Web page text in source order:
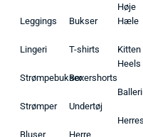
Leggings
Lingeri
Strømpebukser
Strømper
Bluser
Bukser
T-shirts
Boxershorts
Undertøj
Herre
Høje
Hæle
Kitten
Heels